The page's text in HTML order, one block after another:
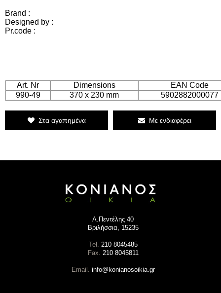
Brand :
Designed by :
Pr.code :
Art. Nr Dimensions
EAN Code
990-49
370 x 230 mm 5902882000077
Στα αγαπημένα Με ενδιαφέρει
Λ.Πεντέλης 40
Βριλήσσια, 15235
Tel. 210 8045485
Fax. 210 8045811
Email. info@konianosoikia.gr